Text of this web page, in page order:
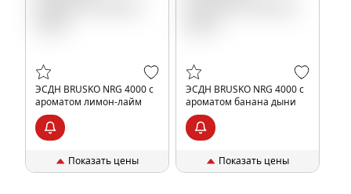
ЭСДН BRUSKO NRG 4000 с
ароматом лимон-лайм
Показать цены
ЭСДН BRUSKO NRG 4000 с
ароматом банана дыни
Показать цены